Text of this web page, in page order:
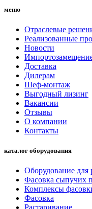
меню
Отраслевые
Реализованные
Новости
Доставка
Дилерам
Шеф-монтаж
Выгодный лизинг
Вакансии
Отзывы
О компании
Контакты
каталог оборудования
Оборудование
Фасовка сыпучих
Комплексы
Фасовка